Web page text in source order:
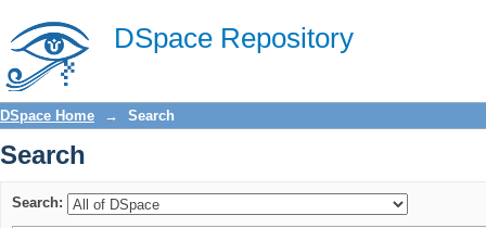
DSpace Repository
Search
DSpace Home → Search
Search
Search: